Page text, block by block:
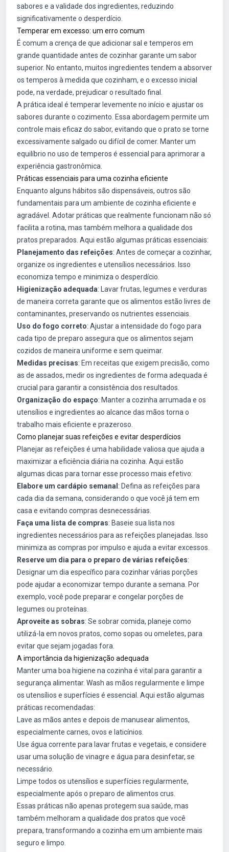
sabores e a validade dos ingredientes, reduzindo
significativamente o desperdício.
Temperar em excesso: um erro comum
É comum a crença de que adicionar sal e temperos em
grande quantidade antes de cozinhar garante um sabor
superior. No entanto, muitos ingredientes tendem a absorver
os temperos à medida que cozinham, e o excesso inicial
pode, na verdade, prejudicar o resultado final.
A prática ideal é temperar levemente no início e ajustar os
sabores durante o cozimento. Essa abordagem permite um
controle mais eficaz do sabor, evitando que o prato se torne
excessivamente salgado ou difícil de comer. Manter um
equilíbrio no uso de temperos é essencial para aprimorar a
experiência gastronômica.
Práticas essenciais para uma cozinha eficiente
Enquanto alguns hábitos são dispensáveis, outros são
fundamentais para um ambiente de cozinha eficiente e
agradável. Adotar práticas que realmente funcionam não só
facilita a rotina, mas também melhora a qualidade dos
pratos preparados. Aqui estão algumas práticas essenciais:
Planejamento das refeições: Antes de começar a cozinhar,
organize os ingredientes e utensílios necessários. Isso
economiza tempo e minimiza o desperdício.
Higienização adequada: Lavar frutas, legumes e verduras
de maneira correta garante que os alimentos estão livres de
contaminantes, preservando os nutrientes essenciais.
Uso do fogo correto: Ajustar a intensidade do fogo para
cada tipo de preparo assegura que os alimentos sejam
cozidos de maneira uniforme e sem queimar.
Medidas precisas: Em receitas que exigem precisão, como
as de assados, medir os ingredientes de forma adequada é
crucial para garantir a consistência dos resultados.
Organização do espaço: Manter a cozinha arrumada e os
utensílios e ingredientes ao alcance das mãos torna o
trabalho mais eficiente e prazeroso.
Como planejar suas refeições e evitar desperdícios
Planejar as refeições é uma habilidade valiosa que ajuda a
maximizar a eficiência diária na cozinha. Aqui estão
algumas dicas para tornar esse processo mais efetivo:
Elabore um cardápio semanal : Defina as refeições para
cada dia da semana, considerando o que você já tem em
casa e evitando compras desnecessárias.
Faça uma lista de compras: Baseie sua lista nos
ingredientes necessários para as refeições planejadas. Isso
minimiza as compras por impulso e ajuda a evitar excessos.
Reserve um dia para o preparo de várias refeições:
Designar um dia específico para cozinhar várias porções
pode ajudar a economizar tempo durante a semana. Por
exemplo, você pode preparar e congelar porções de
legumes ou proteínas.
Aproveite as sobras: Se sobrar comida, planeje como
utilizá-la em novos pratos, como sopas ou omeletes, para
evitar que sejam jogadas fora.
A importância da higienização adequada
Manter uma boa higiene na cozinha é vital para garantir a
segurança alimentar. Wash as mãos regularmente e limpe
os utensílios e superfícies é essencial. Aqui estão algumas
práticas recomendadas:
Lave as mãos antes e depois de manusear alimentos,
especialmente carnes, ovos e laticínios.
Use água corrente para lavar frutas e vegetais, e considere
usar uma solução de vinagre e água para desinfetar, se
necessário.
Limpe todos os utensílios e superfícies regularmente,
especialmente após o preparo de alimentos crus.
Essas práticas não apenas protegem sua saúde, mas
também melhoram a qualidade dos pratos que você
prepara, transformando a cozinha em um ambiente mais
seguro e limpo.